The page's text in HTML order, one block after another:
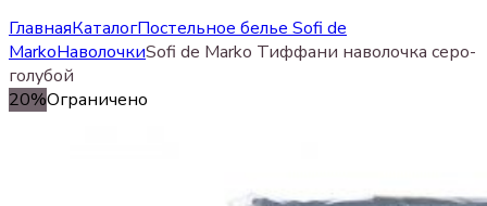
ГлавнаяКаталогПостельное белье Sofi de
MarkoНаволочкиSofi de Marko Тиффани наволочка серо-
голубой
20%Ограничено